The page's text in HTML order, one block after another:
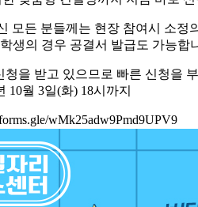
모든 분들께는 현장 참여시 소정
생의 경우 공결서 발급도 가능합
청을 받고 있으므로 빠른 신청을
10월 3일(화) 18시까지
wMk25adw9Pmd9UPV9